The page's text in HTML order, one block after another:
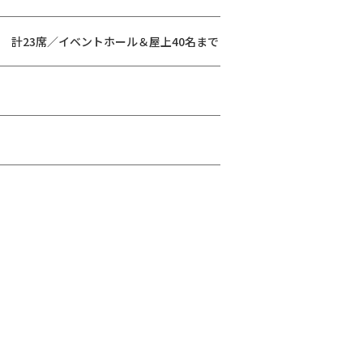
23席／イベントホール＆屋上40名まで